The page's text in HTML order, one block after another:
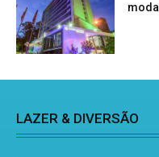
LAZER & DIVERSÃO